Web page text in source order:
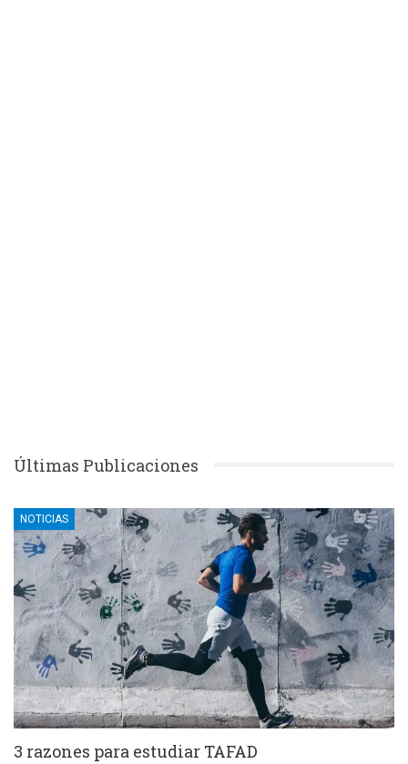
Últimas Publicaciones
NOTICIAS
3 razones para estudiar TAFAD